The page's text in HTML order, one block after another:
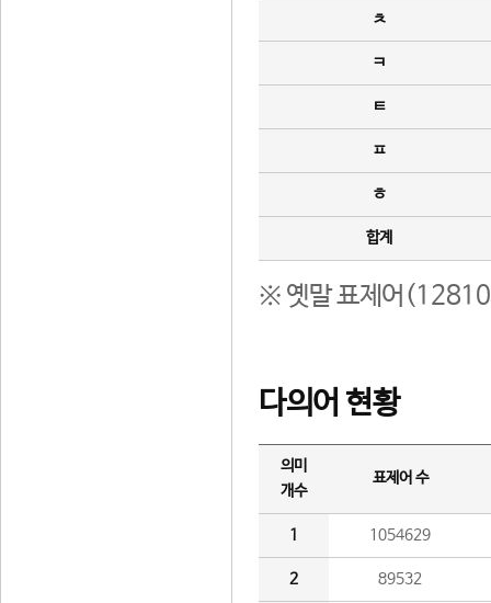
ㅊ
ㅋ
ㅌ
ㅍ
ㅎ
합계
※ 옛말 표제어(12810
다의어 현황
의미
개수
표제어 수
1 1054629
2 89532